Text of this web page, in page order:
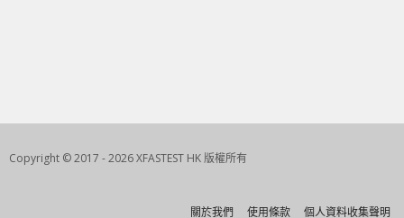
Copyright © 2017 - 2026 XFASTEST HK 版權所有
關於我們 使用條款 個人資料收集聲明